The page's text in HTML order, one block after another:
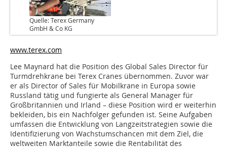
Quelle: Terex Germany
GmbH & Co KG
www.terex.com
Lee Maynard hat die Position des Global Sales Director für
Turmdrehkrane bei Terex Cranes übernommen. Zuvor war
er als Director of Sales für Mobilkrane in Europa sowie
Russland tätig und fungierte als General Manager für
Großbritannien und Irland – diese Position wird er weiterhin
bekleiden, bis ein Nachfolger gefunden ist. Seine Aufgaben
umfassen die Entwicklung von Langzeitstrategien sowie die
Identifizierung von Wachstumschancen mit dem Ziel, die
weltweiten Marktanteile sowie die Rentabilität des